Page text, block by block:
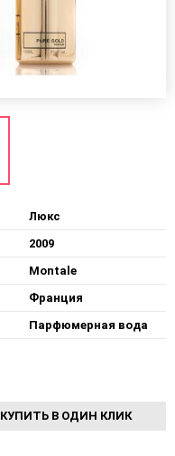
Люкс
2009
Montale
Франция
Парфюмерная вода
КУПИТЬ В ОДИН КЛИК